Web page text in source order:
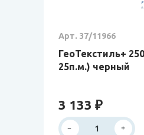
Арт. 37/11966
ГеоТекстиль+
25п.м.) черный
3 133 ₽